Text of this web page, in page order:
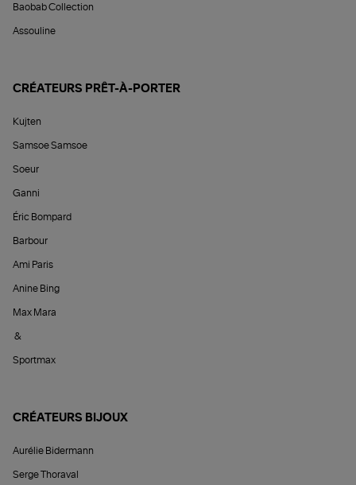
Baobab Collection
Assouline
CRÉATEURS PRÊT-À-PORTER
Kujten
Samsoe Samsoe
Soeur
Ganni
Éric Bompard
Barbour
Ami Paris
Anine Bing
Max Mara
&
Sportmax
CRÉATEURS BIJOUX
Aurélie Bidermann
Serge Thoraval